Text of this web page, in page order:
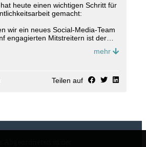
heute einen wichtigen Schritt für
gemacht:
wir ein neues Social-Media-Team
engagierten Mitstreitern ist der
mehr
Teilen auf
in der